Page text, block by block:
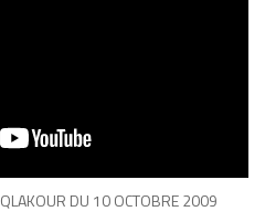
DU 10 OCTOBRE 2009